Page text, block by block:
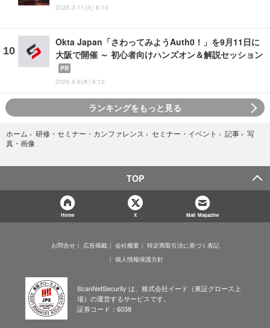
2025.3.11(火) 8:10
Okta Japan「さわってみようAuth0！」を9月11日に
大阪で開催 ～ 初心者向けハンズオン＆解説セッション
PR
2026.8.6(木) 8:10
ランキングをもっと見る
ホーム › 研修・セミナー・カンファレンス › セミナー・イベント › 記事 › 写
真・画像
TOP
Home X Mail Magazine
お問合せ 広告掲載 会社概要
特定商取引法に基づく表記
個人情報保護方針
ScanNetSecurity は、株式会社イード（東証グロース上
場）の運営するサービスです。
証券コード：6038